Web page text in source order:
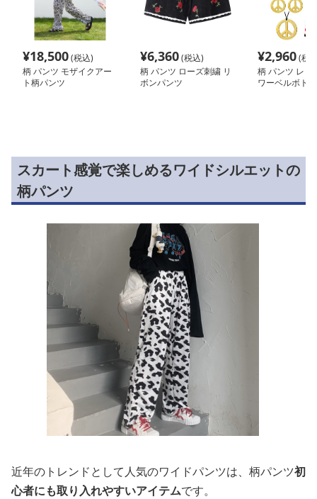
¥18,500(税込)
柄 パンツ モザイクアー
ト柄パンツ
¥6,360(税込)
柄 パンツ ローズ刺繍 リ
ボンパンツ
¥2,960(税
柄 パンツ レト
ワーベルボトム
スカート感覚で楽しめるワイドシルエットの
柄パンツ
近年のトレンドとして人気のワイドパンツは、柄パンツ初
心者にも取り入れやすいアイテムです。